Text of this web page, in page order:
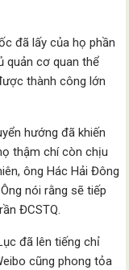
đã lấy của họ phần
quản cơ quan thể
thành công lớn
hướng đã khiến
thậm chí còn chịu
ông Hác Hải Đông
nói rằng sẽ tiếp
ĐCSTQ.
đã lên tiếng chỉ
cũng phong tỏa